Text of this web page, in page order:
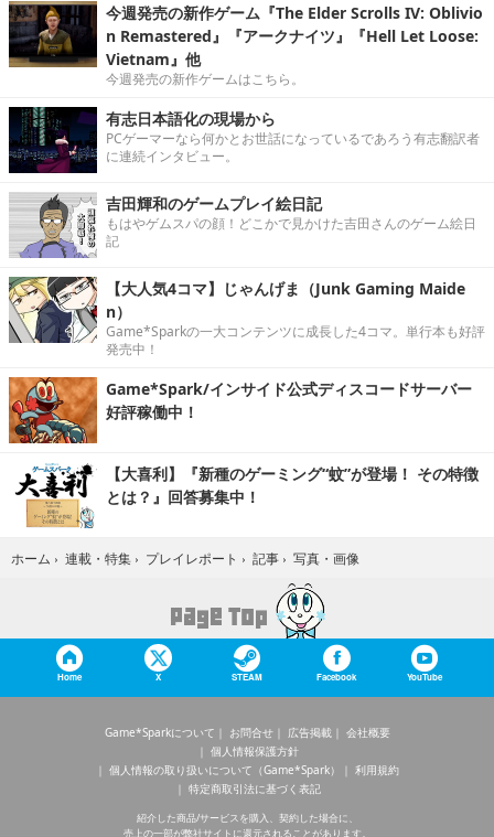
今週発売の新作ゲーム『The Elder Scrolls IV: Oblivio
n Remastered』『アークナイツ』『Hell Let Loose:
Vietnam』他
今週発売の新作ゲームはこちら。
有志日本語化の現場から
PCゲーマーなら何かとお世話になっているであろう有志翻訳者
に連続インタビュー。
吉田輝和のゲームプレイ絵日記
もはやゲムスパの顔！どこかで見かけた吉田さんのゲーム絵日
記
【大人気4コマ】じゃんげま（Junk Gaming Maide
n）
Game*Sparkの一大コンテンツに成長した4コマ。単行本も好評
発売中！
Game*Spark/インサイド公式ディスコードサーバー
好評稼働中！
【大喜利】『新種のゲーミング“蚊”が登場！ その特徴
とは？』回答募集中！
ホーム › 連載・特集 › プレイレポート › 記事 › 写真・画像
Home X STEAM Facebook YouTube
Game*Sparkについて お問合せ 広告掲載
会社概要
個人情報保護方針
個人情報の取り扱いについて（Game*Spark）
利用規約
特定商取引法に基づく表記
紹介した商品/サービスを購入、契約した場合に、
売上の一部が弊社サイトに還元されることがあります。